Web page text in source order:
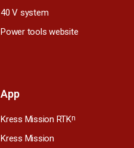
40 V system
Power tools website
App
Kress Mission RTKn
Kress Mission